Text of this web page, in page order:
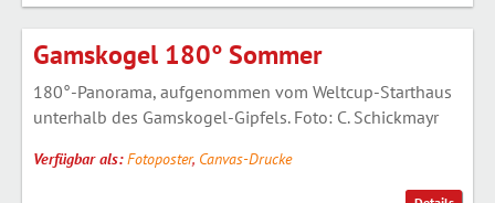
Gamskogel 180° Sommer
180°-Panorama, aufgenommen vom Weltcup-Starthaus
unterhalb des Gamskogel-Gipfels. Foto: C. Schickmayr
Verfügbar als:Fotoposter, Canvas-Drucke